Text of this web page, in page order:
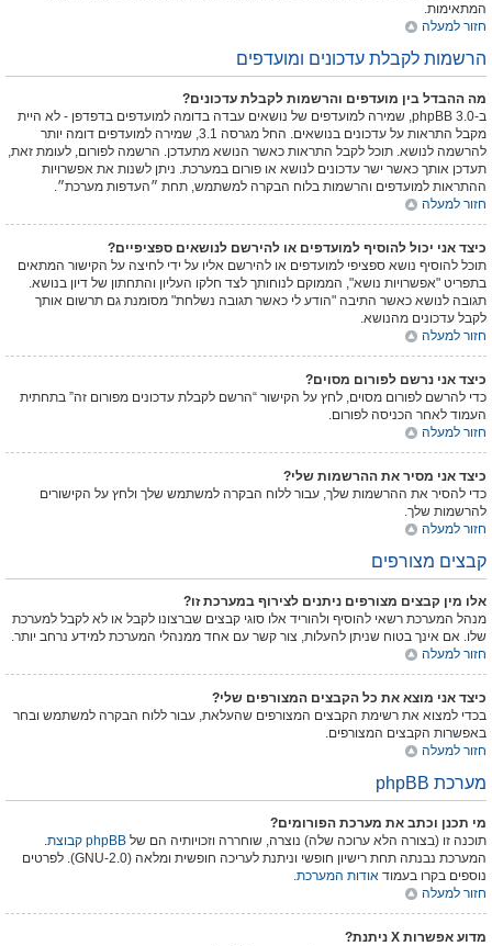
המתאימות.
חזור למעלה
הרשמות לקבלת עדכונים ומועדפים
מה ההבדל בין מועדפים והרשמות לקבלת עדכונים?
ב-phpBB 3.0, שמירה למועדפים של נושאים עבדה בדומה למועדפים בדפדפן - לא היית
מקבל התראות על עדכונים בנושאים. החל מגרסה 3.1, שמירה למועדפים דומה יותר
להרשמה לנושא. תוכל לקבל התראות כאשר הנושא מתעדכן. הרשמה לפורום, לעומת זאת,
תעדכן אותך כאשר ישר עדכונים לנושא או פורום במערכת. ניתן לשנות את אפשרויות
ההתראות למועדפים והרשמות בלוח הבקרה למשתמש, תחת ״העדפות מערכת״.
חזור למעלה
כיצד אני יכול להוסיף למועדפים או להירשם לנושאים ספציפיים?
תוכל להוסיף נושא ספציפי למועדפים או להירשם אליו על ידי לחיצה על הקישור המתאים
בתפריט "אפשרויות נושא", הממוקם לנוחותך לצד חלקו העליון והתחתון של דיון בנושא.
תגובה לנושא כאשר התיבה "הודע לי כאשר תגובה נשלחת" מסומנת גם תרשום אותך
לקבל עדכונים מהנושא.
חזור למעלה
כיצד אני נרשם לפורום מסוים?
כדי להרשם לפורום מסוים, לחץ על הקישור “הרשם לקבלת עדכונים מפורום זה” בתחתית
העמוד לאחר הכניסה לפורום.
חזור למעלה
כיצד אני מסיר את ההרשמות שלי?
כדי להסיר את ההרשמות שלך, עבור ללוח הבקרה למשתמש שלך ולחץ על הקישורים
להרשמות שלך.
חזור למעלה
קבצים מצורפים
אלו מין קבצים מצורפים ניתנים לצירוף במערכת זו?
מנהל המערכת רשאי להוסיף ולהוריד אלו סוגי קבצים שברצונו לקבל או לא לקבל למערכת
שלו. אם אינך בטוח שניתן להעלות, צור קשר עם אחד ממנהלי המערכת למידע נרחב יותר.
חזור למעלה
כיצד אני מוצא את כל הקבצים המצורפים שלי?
בכדי למצוא את רשימת הקבצים המצורפים שהעלאת, עבור ללוח הבקרה למשתמש ובחר
באפשרות הקבצים המצורפים.
חזור למעלה
מערכת phpBB
מי תכנן וכתב את מערכת הפורומים?
תוכנה זו (בצורה הלא ערוכה שלה) נוצרה, שוחררה וזכויותיה הם של קבוצת phpBB
.
המערכת נבנתה תחת רישיון חופשי וניתנת לעריכה חופשית ומלאה (GNU-2.0). לפרטים
נוספים בקרו בעמוד אודות המערכת.
חזור למעלה
מדוע אפשרות X ניתנת?